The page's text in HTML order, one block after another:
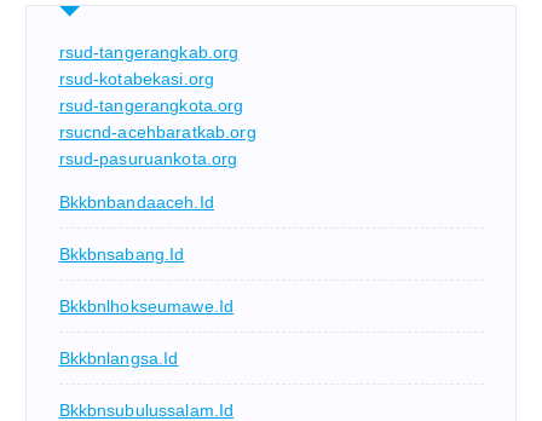
rsud-tangerangkab.org
rsud-kotabekasi.org
rsud-tangerangkota.org
rsucnd-acehbaratkab.org
rsud-pasuruankota.org
Bkkbnbandaaceh.id
Bkkbnsabang.id
Bkkbnlhokseumawe.id
Bkkbnlangsa.id
Bkkbnsubulussalam.id